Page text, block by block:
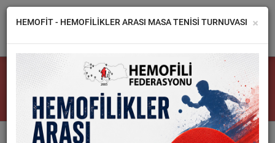
FEDERASYON
HEMOFİLİ
HABERLER
TÜM HABERLER
×
HEMOFİT - HEMOFİLİKLER ARASI MASA TENİSİ TURNUVASI